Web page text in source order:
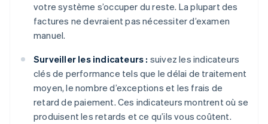
votre système s’occuper du reste. La plupart des
factures ne devraient pas nécessiter d’examen
manuel.
Surveiller les indicateurs : suivez les indicateurs
clés de performance tels que le délai de traitement
moyen, le nombre d’exceptions et les frais de
retard de paiement. Ces indicateurs montrent où se
produisent les retards et ce qu’ils vous coûtent.